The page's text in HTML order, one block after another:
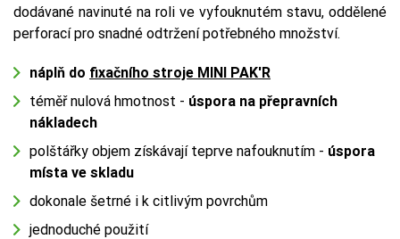
dodávané navinuté na roli ve vyfouknutém stavu, oddělené
perforací pro snadné odtržení potřebného množství.
náplň do fixačního stroje MINI PAK'R
téměř nulová hmotnost - úspora na přepravních
nákladech
polštářky objem získávají teprve nafouknutím - úspora
místa ve skladu
dokonale šetrné i k citlivým povrchům
jednoduché použití